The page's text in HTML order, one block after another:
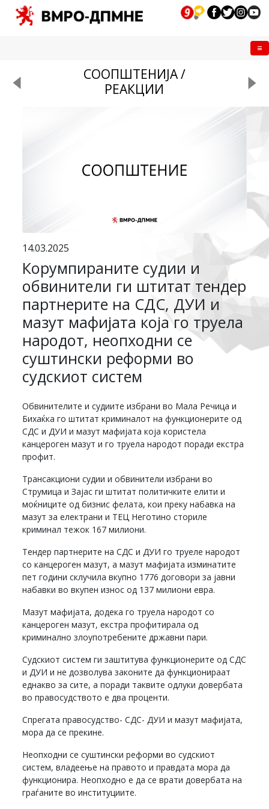
СООПШТЕНИЈА /
РЕАКЦИИ
14.03.2025
Корумпираните судии и
обвинители ги штитат тендер
партнерите на СДС, ДУИ и
мазут мафијата која го труела
народот, неопходни се
суштински реформи во
судскиот систем
Обвинителите и судиите избрани во Мала Речица и
Бихаќка го штитат криминалот на функционерите од
СДС и ДУИ и мазут мафијата која користела
канцероген мазут и го труела народот поради екстра
профит.
Трансакциони судии и обвинители избрани во
Струмица и Зајас ги штитат политичките елити и
моќниците од бизнис фелата, кои преку набавка на
мазут за електрани и ТЕЦ Неготино сториле
криминал тежок 167 милиони.
Тендер партнерите на СДС и ДУИ го труеле народот
со канцероген мазут, а мазут мафијата изминатите
пет години склучила вкупно 1776 договори за јавни
набавки во вкупен износ од 137 милиони евра.
Мазут мафијата, додека го труела народот со
канцероген мазут, екстра профитирала од
криминално злоупотребените државни пари.
Судскиот систем ги заштитува функционерите од СДС
и ДУИ и не дозволува законите да функционираат
еднакво за сите, а поради таквите одлуки довербата
во правосудството е два проценти.
Спрегата правосудство- СДС- ДУИ и мазут мафијата,
мора да се прекине.
Неопходни се суштински реформи во судскиот
систем, владеење на правото и правдата мора да
функционира. Неопходно е да се врати довербата на
граѓаните во институциите.